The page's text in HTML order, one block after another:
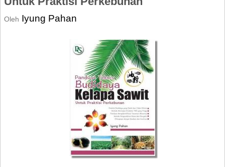
Oleh Iyung Pahan